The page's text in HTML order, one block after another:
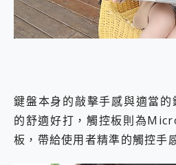
鍵盤本身的敲擊手感與適當
的舒適好打，觸控板則為
板，帶給使用者精準的觸控手